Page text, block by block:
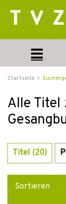
Startseite
Alle Titel
Titel (20)
Sortieren